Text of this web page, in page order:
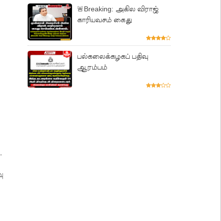
🚨Breaking: அகில விராஜ்
காரியவசம் கைது
பல்கலைக்கழகப் பதிவு
ஆரம்பம்